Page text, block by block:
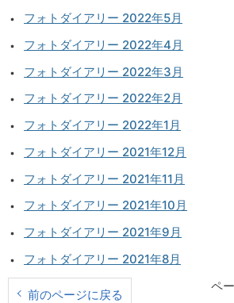
フォトダイアリー 2022年5月
フォトダイアリー 2022年4月
フォトダイアリー 2022年3月
フォトダイアリー 2022年2月
フォトダイアリー 2022年1月
フォトダイアリー 2021年12月
フォトダイアリー 2021年11月
フォトダイアリー 2021年10月
フォトダイアリー 2021年9月
フォトダイアリー 2021年8月
前のページに戻る
ペ